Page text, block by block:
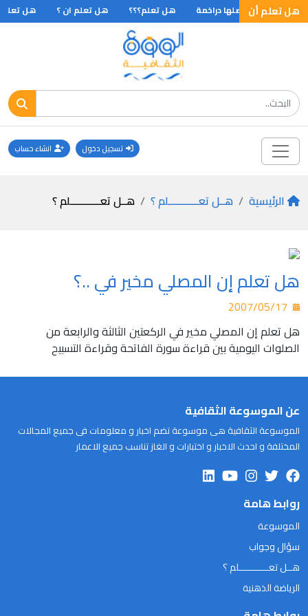
هل تعلم أن
يونانية اصلها دراخمة هل تعلم؟؟؟ هل تعلم ان ؟ هل تعلم
تسجيل دخول انشاء حساب
الرئيسية هــل تعـــــــــــلم ؟ هــل تعـــــــــــلم ؟
هل تعلم إن المصلي مخير في ..؟
هل تعلم إن المصلي مخير في الركعتين الثالثة والرابعة من
الصلوات اليومية بين قراءة سورة الفاتحة وقراءة التسبيح
عن الموسوعة الثقافية
الموسوعة الثقافية هى موسوعة تضم اخبار و معلومات فى جميع المجالات
المختلفة و احدث الاخبار و اختبارات و الغاز تناسب جميع الاعمار
روابط هامة
الموسوعة
سؤال وجواب
هــل تعـــــــــــلم ؟
الرياضة الذهنية